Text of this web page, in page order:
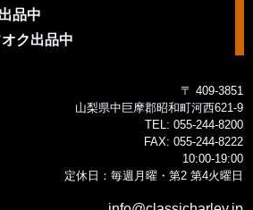
品中
ク出品中
〒 409-3851
山梨県中巨摩郡昭和町河西621-9
TEL: 055-244-8200
FAX: 055-244-8222
10:00-19:00
定休日：毎週月曜・第2 第4火曜日